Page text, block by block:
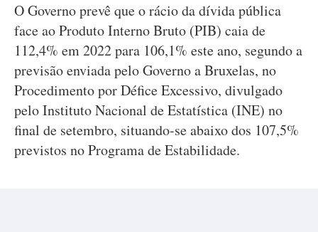
O Governo prevê que o rácio da dívida pública
face ao Produto Interno Bruto (PIB) caia de
112,4% em 2022 para 106,1% este ano, segundo a
previsão enviada pelo Governo a Bruxelas, no
Procedimento por Défice Excessivo, divulgado
pelo Instituto Nacional de Estatística (INE) no
final de setembro, situando-se abaixo dos 107,5%
previstos no Programa de Estabilidade.